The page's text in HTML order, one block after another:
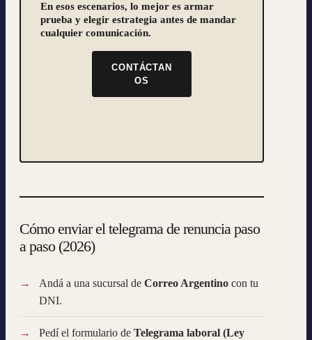
En esos escenarios, lo mejor es armar
prueba y elegir estrategia antes de mandar
cualquier comunicación.
CONTÁCTAN
OS
Cómo enviar el telegrama de renuncia paso
a paso (2026)
Andá a una sucursal de Correo Argentino con tu
DNI.
Pedí el formulario de Telegrama laboral (Ley